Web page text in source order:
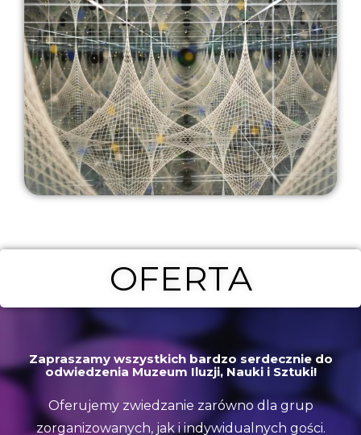
OFERTA
Zapraszamy wszystkich bardzo serdecznie do
odwiedzenia Muzeum Iluzji, Nauki i Sztuki!
Oferujemy zwiedzanie zarówno dla grup
zorganizowanych, jak i indywidualnych gości.